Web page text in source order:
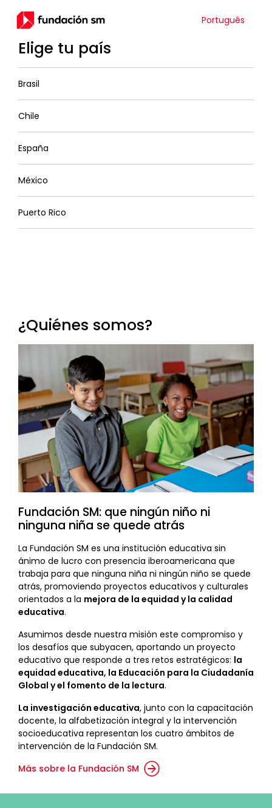
Português
Elige tu país
Brasil
Chile
España
México
Puerto Rico
¿Quiénes somos?
Fundación SM: que ningún niño ni
ninguna niña se quede atrás
La Fundación SM es una institución educativa sin
ánimo de lucro con presencia iberoamericana que
trabaja para que ninguna niña ni ningún niño se quede
atrás, promoviendo proyectos educativos y culturales
orientados a la mejora de la equidad y la calidad
educativa.
Asumimos desde nuestra misión este compromiso y
los desafíos que subyacen, aportando un proyecto
educativo que responde a tres retos estratégicos: la
equidad educativa, la Educación para la Ciudadanía
Global y el fomento de la lectura.
La investigación educativa, junto con la capacitación
docente, la alfabetización integral y la intervención
socioeducativa representan los cuatro ámbitos de
intervención de la Fundación SM.
Más sobre la Fundación SM